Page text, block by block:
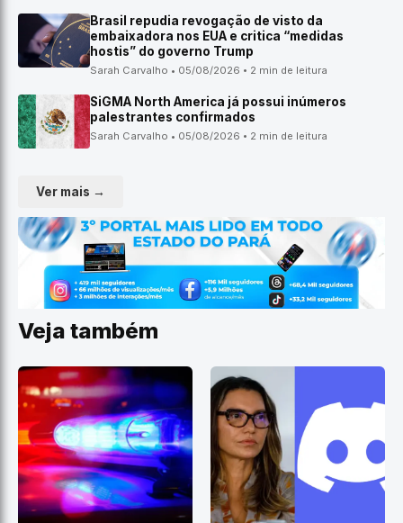
Brasil repudia revogação de visto da
embaixadora nos EUA e critica “medidas
hostis” do governo Trump
Sarah Carvalho • 05/08/2026 • 2 min de leitura
SiGMA North America já possui inúmeros
palestrantes confirmados
Sarah Carvalho • 05/08/2026 • 2 min de leitura
Ver mais →
Veja também